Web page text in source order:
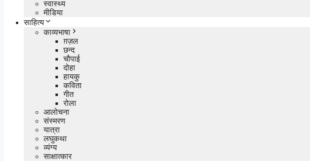
स्वास्थ्य
मीडिया
साहित्य
काव्यभाषा
ग़ज़ल
छन्द
चौपाई
दोहा
हायकु
कविता
गीत
रोला
आलोचना
संस्मरण
यात्रा
लघुकथा
व्यंग्य
साक्षात्कार